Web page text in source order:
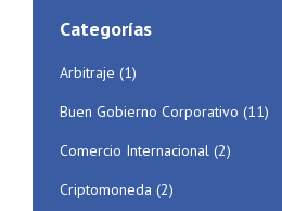
Categorías
Arbitraje (1)
Buen Gobierno Corporativo (11)
Comercio Internacional (2)
Criptomoneda (2)